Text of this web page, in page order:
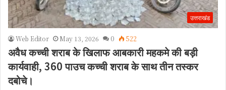
उत्तराखंड
Web Editor May 13, 2026 0 522
अवैध कच्ची शराब के खिलाफ आबकारी महकमे की बड़ी
कार्यवाही, 360 पाउच कच्ची शराब के साथ तीन तस्कर
दबोचे।